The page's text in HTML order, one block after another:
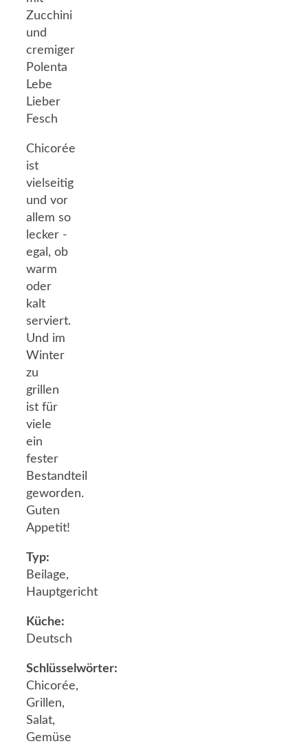
Chicorée
ist
vielseitig
und vor
allem so
lecker -
egal, ob
warm
oder
kalt
serviert.
Und im
Winter
zu
grillen
ist für
viele
ein
fester
Bestandteil
geworden.
Guten
Appetit!
Typ:
Beilage,
Hauptgericht
Küche:
Deutsch
Schlüsselwörter:
Chicorée,
Grillen,
Salat,
Gemüse